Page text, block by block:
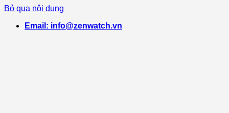
Bỏ qua nội dung
Email: info@zenwatch.vn